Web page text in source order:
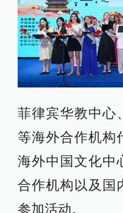
菲律宾华教中心
等海外合作机构
海外中国文化中
合作机构以及国
参加活动。